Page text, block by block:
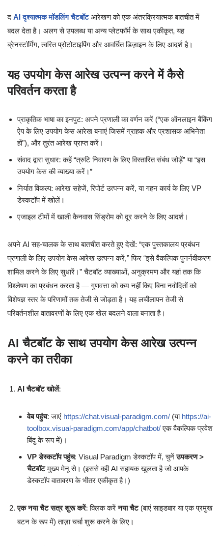
द AI दृश्यात्मक मॉडलिंग चैटबॉटआरेखण को एक अंतरक्रियात्मक बातचीत में
बदल देता है। अलग से उपलब्ध या अन्य प्लेटफॉर्म के साथ एकीकृत, यह
ब्रेनस्टॉर्मिंग, त्वरित प्रोटोटाइपिंग और आवर्धित डिज़ाइन के लिए आदर्श है।
यह उपयोग केस आरेख उत्पन्न करने में कैसे
परिवर्तन करता है
प्राकृतिक भाषा का इनपुट: अपने प्रणाली का वर्णन करें (“एक ऑनलाइन बैंकिंग
ऐप के लिए उपयोग केस आरेख बनाएं जिसमें ग्राहक और प्रशासक अभिनेता
हों”), और तुरंत आरेख प्राप्त करें।
संवाद द्वारा सुधार: कहें “त्रुटि निवारण के लिए विस्तारित संबंध जोड़ें” या “इस
उपयोग केस की व्याख्या करें।”
निर्यात विकल्प: आरेख सहेजें, रिपोर्ट उत्पन्न करें, या गहन कार्य के लिए VP
डेस्कटॉप में खोलें।
एजाइल टीमों में खाली कैनवास सिंड्रोम को दूर करने के लिए आदर्श।
अपने AI सह-चालक के साथ बातचीत करते हुए देखें: “एक पुस्तकालय प्रबंधन
प्रणाली के लिए उपयोग केस आरेख उत्पन्न करें,” फिर “इसे वैकल्पिक पुनर्नवीकरण
शामिल करने के लिए सुधारें।” चैटबॉट व्याख्याओं, अनुक्रमण और यहां तक कि
विश्लेषण का प्रबंधन करता है — गुणवत्ता को कम नहीं किए बिना नवोदितों को
विशेषज्ञ स्तर के परिणामों तक तेजी से जोड़ता है। यह लचीलापन तेजी से
परिवर्तनशील वातावरणों के लिए एक खेल बदलने वाला बनाता है।
AI चैटबॉट के साथ उपयोग केस आरेख उत्पन्न
करने का तरीका
AI चैटबॉट खोलें:
वेब पहुंच: जाएं https://chat.visual-paradigm.com/ (या https://ai-
toolbox.visual-paradigm.com/app/chatbot/एक वैकल्पिक प्रवेश
बिंदु के रूप में)।
VP डेस्कटॉप पहुंच: Visual Paradigm डेस्कटॉप में, चुनेंउपकरण >
चैटबॉटमुख्य मेनू से। (इससे वही AI सहायक खुलता है जो आपके
डेस्कटॉप वातावरण के भीतर एकीकृत है।)
एक नया चैट सत्र शुरू करें: क्लिक करेंनया चैट(बाएं साइडबार या एक प्रमुख
बटन के रूप में) ताज़ा चर्चा शुरू करने के लिए।